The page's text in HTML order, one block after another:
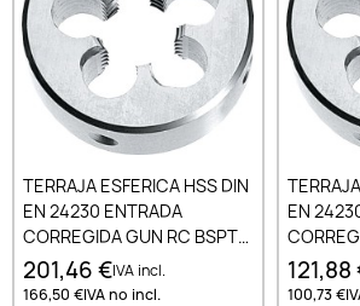
TERRAJA ESFERICA HSS DIN
EN 24230 ENTRADA
CORREGIDA GUN RC BSPT
3/4-14
201,46 €IVA incl.
166,50 €IVA no incl.
EN
3/8-19
121,88
100,73 €